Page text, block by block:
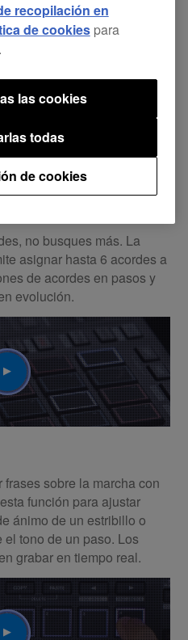
el inicio, el centro y el
el tono y la
vida.
no busques más. La
asignar hasta 6 acordes a
de acordes en pasos y
evolución.
Play
sobre la marcha con
función para ajustar
ánimo de un estribillo o
tono de un paso. Los
grabar en tiempo real.
Play
recopilación en
de cookiespara
de cookies
todas
las cookies